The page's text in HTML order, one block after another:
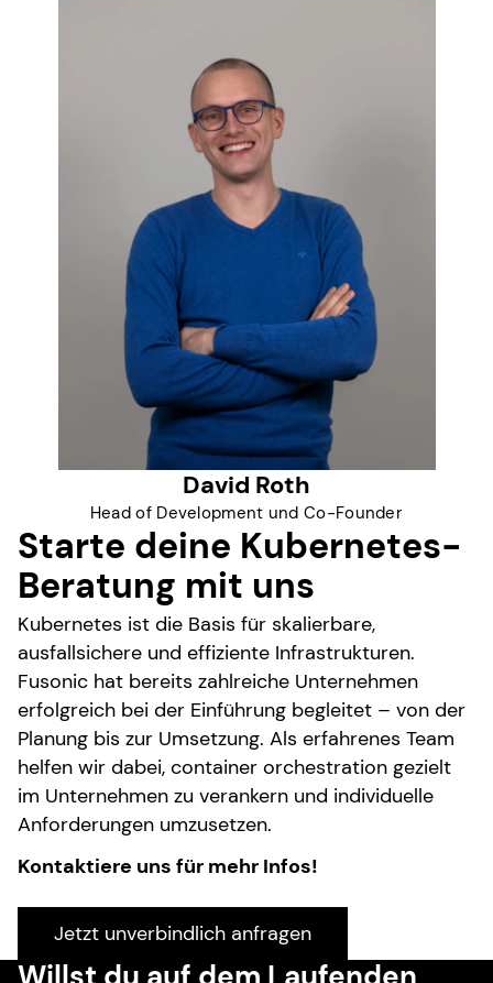
Starte deine Kubernetes-
Beratung mit uns
Kubernetes ist die Basis für skalierbare,
ausfallsichere und effiziente Infrastrukturen.
Fusonic hat bereits zahlreiche Unternehmen
erfolgreich bei der Einführung begleitet – von der
Planung bis zur Umsetzung. Als erfahrenes Team
helfen wir dabei, container orchestration gezielt
im Unternehmen zu verankern und individuelle
Anforderungen umzusetzen.
Kontaktiere uns für mehr Infos!
Jetzt unverbindlich anfragen
David Roth
Head of Development und Co-Founder